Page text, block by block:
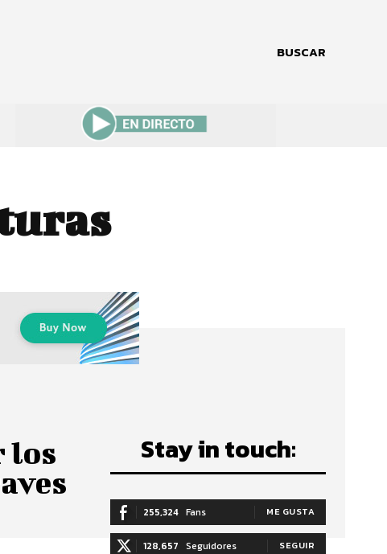
BUSCAR
los
Stay in touch:
255,324 Fans ME GUSTA
128,657 Seguidores SEGUIR